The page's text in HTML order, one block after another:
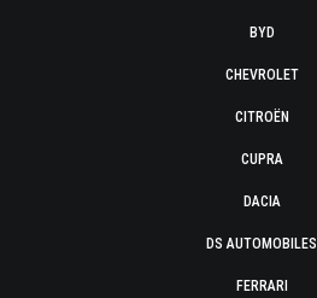
BYD
CHEVROLET
CITROËN
CUPRA
DACIA
DS AUTOMOBILES
FERRARI